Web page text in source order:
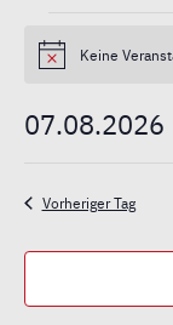
für
7.
August
2026
HinweisKeine
07.08.2026
Vorheriger Tag